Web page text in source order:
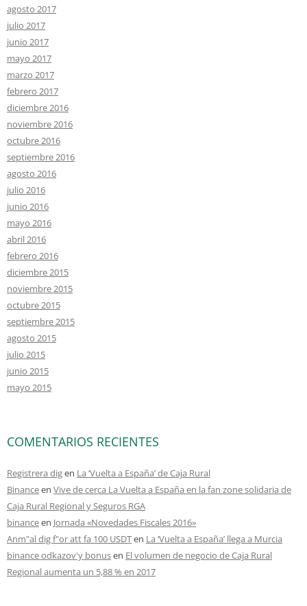
agosto 2017
julio 2017
junio 2017
mayo 2017
marzo 2017
febrero 2017
diciembre 2016
noviembre 2016
octubre 2016
septiembre 2016
agosto 2016
julio 2016
junio 2016
mayo 2016
abril 2016
febrero 2016
diciembre 2015
noviembre 2015
octubre 2015
septiembre 2015
agosto 2015
julio 2015
junio 2015
mayo 2015
COMENTARIOS RECIENTES
Registrera digen La ‘Vuelta a España’ de Caja Rural
Binanceen Vive de cerca La Vuelta a España en la fan zone solidaria de
Caja Rural Regional y Seguros RGA
binanceen Jornada «Novedades Fiscales 2016»
Anm"al dig f"or att fa 100 USDTen La ‘Vuelta a España’ llega a Murcia
binance odkazov'y bonusen El volumen de negocio de Caja Rural
Regional aumenta un 5,88 % en 2017